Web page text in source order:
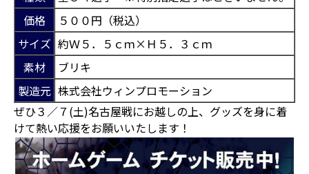
価格
５００円（税込）
サイズ 約Ｗ５．５ｃｍ×Ｈ５．３ｃｍ
素材
ブリキ
製造元 株式会社ウィンプロモーション
ぜひ３／７(土)名古屋戦にお越しの上、グッズを身に着
けて熱い応援をお願いいたします！